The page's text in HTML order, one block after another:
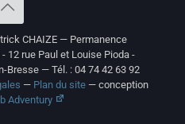
CHAIZE — Permanence
12 rue Paul et Louise Pioda -
Bresse — Tél. : 04 74 42 63 92
— Plan du site — conception
Adventury